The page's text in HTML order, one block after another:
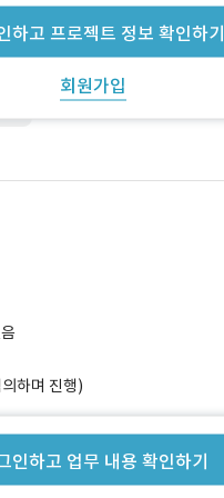
하고 프로젝트 정보 확인하기
회원가입
인하고 업무 내용 확인하기
하며 진행)